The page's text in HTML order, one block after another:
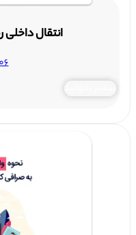
انتقال
بیشتر بخوانید